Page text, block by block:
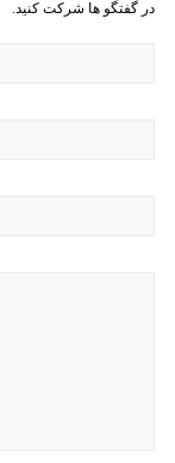
در گفتگو ها شرکت کنید.